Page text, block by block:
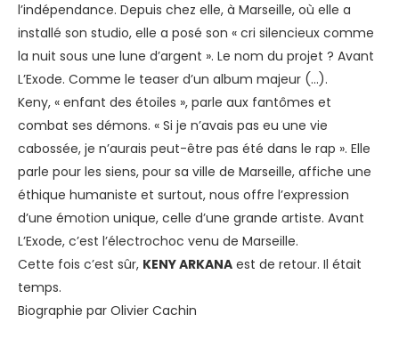
l’indépendance. Depuis chez elle, à Marseille, où elle a
installé son studio, elle a posé son « cri silencieux comme
la nuit sous une lune d’argent ». Le nom du projet ? Avant
L’Exode. Comme le teaser d’un album majeur (...).
Keny, « enfant des étoiles », parle aux fantômes et
combat ses démons. « Si je n’avais pas eu une vie
cabossée, je n’aurais peut-être pas été dans le rap ». Elle
parle pour les siens, pour sa ville de Marseille, affiche une
éthique humaniste et surtout, nous offre l’expression
d’une émotion unique, celle d’une grande artiste. Avant
L’Exode, c’est l’électrochoc venu de Marseille.
Cette fois c’est sûr, KENY ARKANA est de retour. Il était
temps.
Biographie par Olivier Cachin